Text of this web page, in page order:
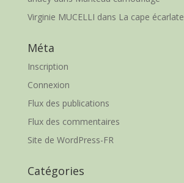
Virginie MUCELLI dans La cape écarlate
Méta
Inscription
Connexion
Flux des publications
Flux des commentaires
Site de WordPress-FR
Catégories